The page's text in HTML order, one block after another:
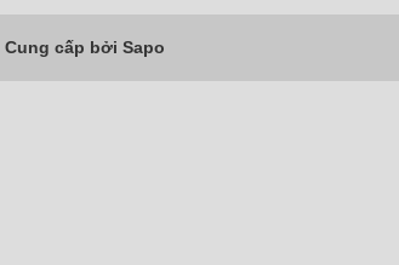
Cung cấp bởi Sapo